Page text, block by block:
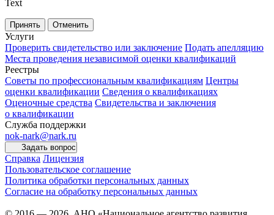
Text
Принять Отменить
Услуги
Проверить свидетельство или заключение Подать апелляцию
Места проведения независимой оценки квалификаций
Реестры
Советы по профессиональным квалификациям Центры
оценки квалификации Сведения о квалификациях
Оценочные средства Свидетельства и заключения
о квалификации
Служба поддержки
nok-nark@nark.ru
Задать вопрос
Справка Лицензия
Пользовательское соглашение
Политика обработки персональных данных
Согласие на обработку персональных данных